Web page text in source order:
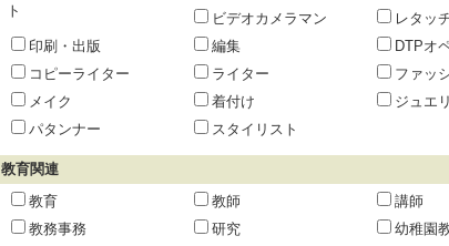
ト
ビデオカメラマン
レタッ
印刷・出版
編集
DTPオ
コピーライター
ライター
ファッ
メイク
着付け
ジュエ
パタンナー
スタイリスト
教育関連
教育
教師
講師
教務事務
研究
幼稚園